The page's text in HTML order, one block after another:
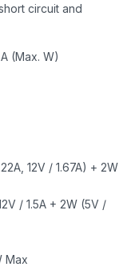
circuit and
(Max. W)
12V / 1.67A) + 2W
/ 1.5A + 2W (5V /
Max